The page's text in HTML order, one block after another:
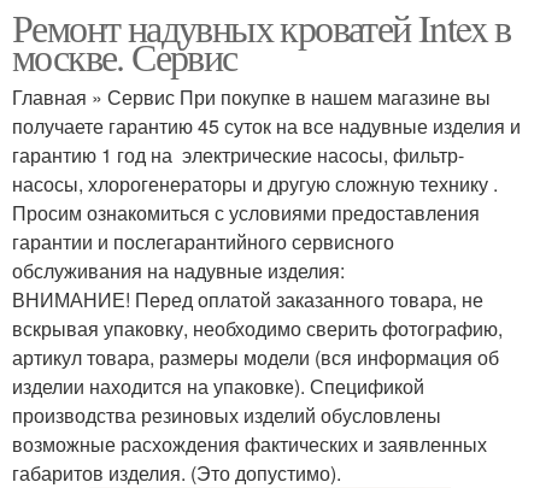
Ремонт надувных кроватей Intex в
москве. Сервис
Главная » Сервис При покупке в нашем магазине вы
получаете гарантию 45 суток на все надувные изделия и
гарантию 1 год на электрические насосы, фильтр-
насосы, хлорогенераторы и другую сложную технику .
Просим ознакомиться с условиями предоставления
гарантии и послегарантийного сервисного
обслуживания на надувные изделия:
ВНИМАНИЕ! Перед оплатой заказанного товара, не
вскрывая упаковку, необходимо сверить фотографию,
артикул товара, размеры модели (вся информация об
изделии находится на упаковке). Спецификой
производства резиновых изделий обусловлены
возможные расхождения фактических и заявленных
габаритов изделия. (Это допустимо).